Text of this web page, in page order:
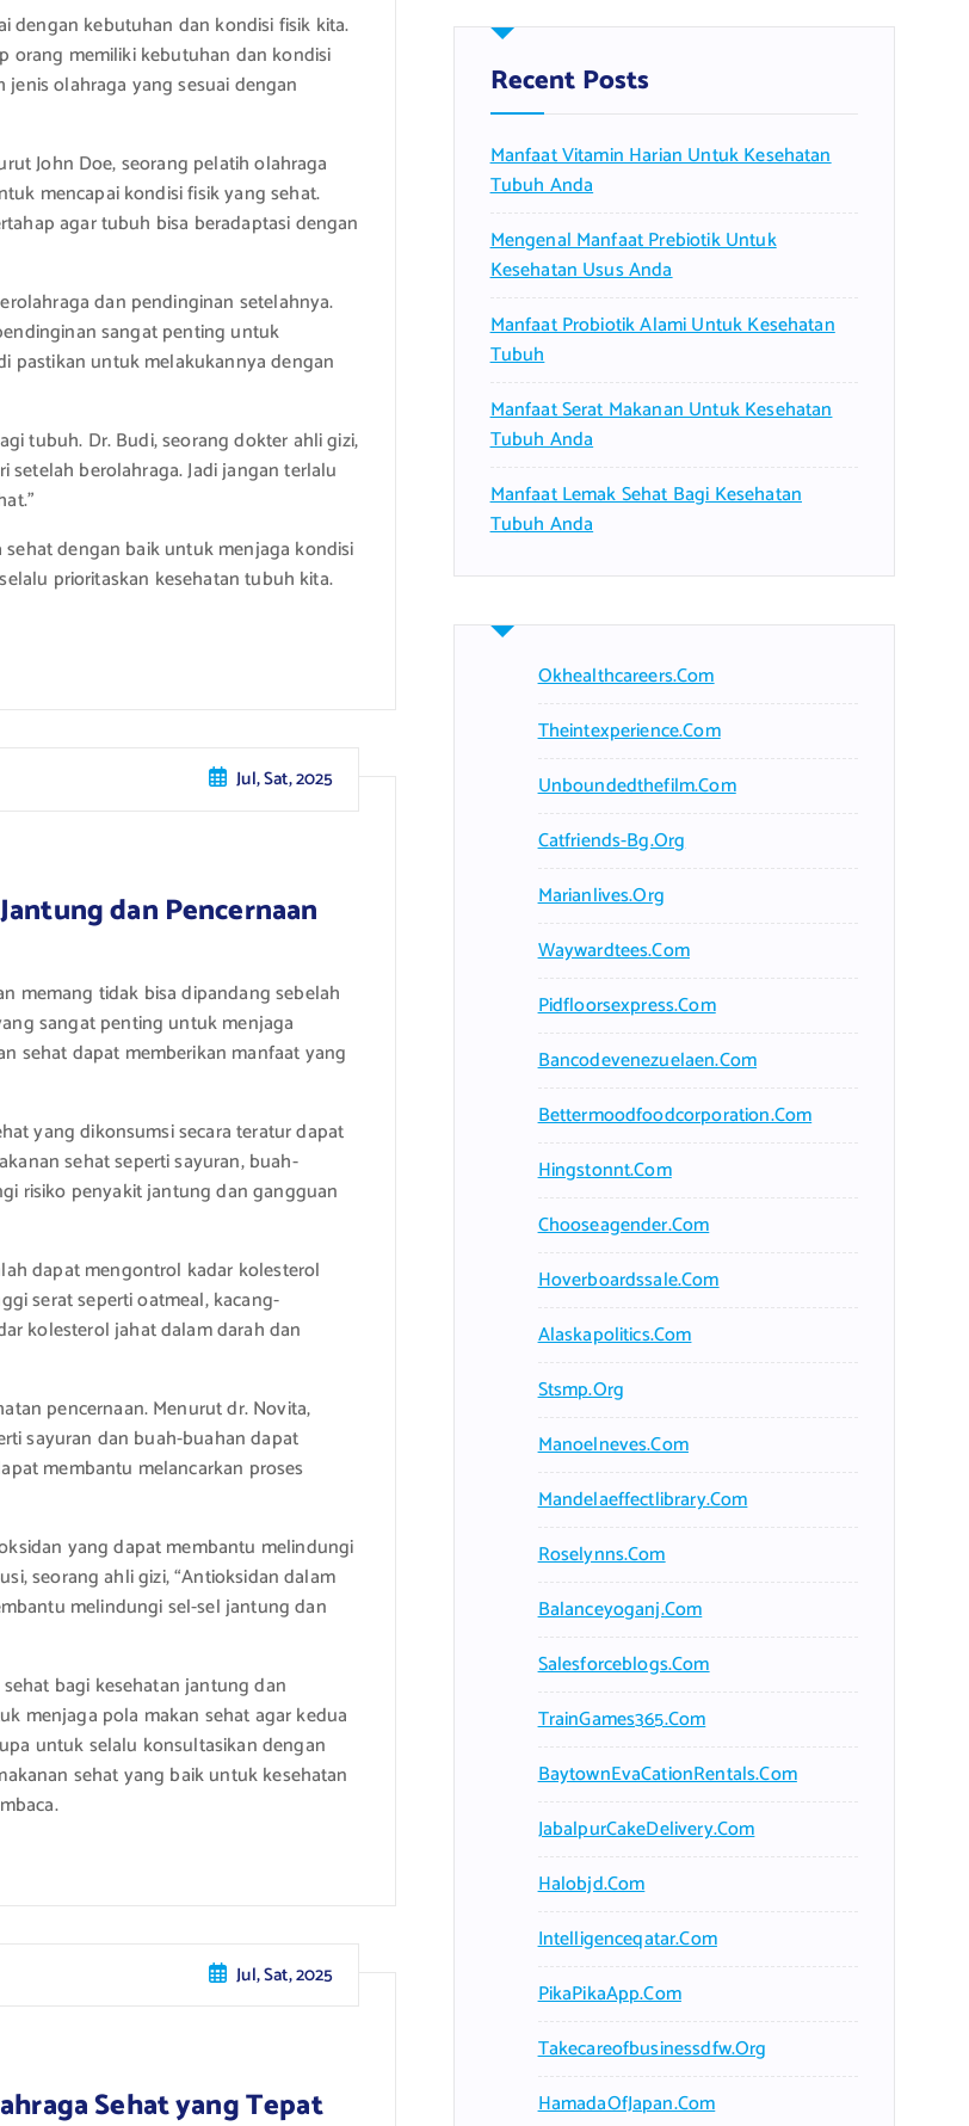
dengan kebutuhan dan kondisi fisik kita.
orang memiliki kebutuhan dan kondisi
olahraga yang sesuai dengan
John Doe, seorang pelatih olahraga
mencapai kondisi fisik yang sehat.
agar tubuh bisa beradaptasi dengan
dan pendinginan setelahnya.
sangat penting untuk
pastikan untuk melakukannya dengan
tubuh. Dr. Budi, seorang dokter ahli gizi,
berolahraga. Jadi jangan terlalu
dengan baik untuk menjaga kondisi
prioritaskan kesehatan tubuh kita.
Jul, Sat, 2025
dan Pencernaan
memang tidak bisa dipandang sebelah
sangat penting untuk menjaga
sehat dapat memberikan manfaat yang
yang dikonsumsi secara teratur dapat
sehat seperti sayuran, buah-
risiko penyakit jantung dan gangguan
dapat mengontrol kadar kolesterol
serat seperti oatmeal, kacang-
kolesterol jahat dalam darah dan
pencernaan. Menurut dr. Novita,
sayuran dan buah-buahan dapat
membantu melancarkan proses
yang dapat membantu melindungi
seorang ahli gizi, “Antioksidan dalam
melindungi sel-sel jantung dan
bagi kesehatan jantung dan
menjaga pola makan sehat agar kedua
untuk selalu konsultasikan dengan
sehat yang baik untuk kesehatan
Jul, Sat, 2025
Sehat yang Tepat
h
f
o
:
Recent Posts
Manfaat Vitamin Harian Untuk Kesehatan
Tubuh Anda
Mengenal Manfaat Prebiotik Untuk
Kesehatan Usus Anda
Manfaat Probiotik Alami Untuk Kesehatan
Tubuh
Manfaat Serat Makanan Untuk Kesehatan
Tubuh Anda
Manfaat Lemak Sehat Bagi Kesehatan
Tubuh Anda
Okhealthcareers.com
Theintexperience.com
Unboundedthefilm.com
Catfriends-Bg.org
Marianlives.org
Waywardtees.com
Pidfloorsexpress.com
Bancodevenezuelaen.com
Bettermoodfoodcorporation.com
Hingstonnt.com
Chooseagender.com
Hoverboardssale.com
Alaskapolitics.com
Stsmp.org
Manoelneves.com
Mandelaeffectlibrary.com
Roselynns.com
Balanceyoganj.com
Salesforceblogs.com
TrainGames365.com
BaytownEvaCationRentals.com
JabalpurCakeDelivery.com
Halobjd.com
Intelligenceqatar.com
PikaPikaApp.com
Takecareofbusinessdfw.org
HamadaOfJapan.com